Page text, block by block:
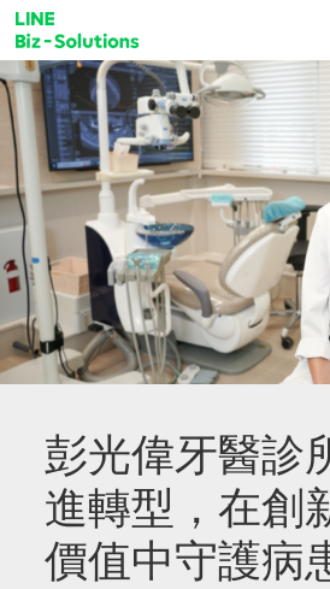
彭光偉牙醫診
進轉型，在創
價值中守護病